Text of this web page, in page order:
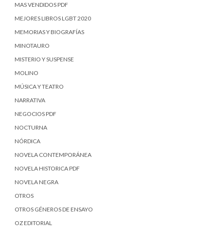
MAS VENDIDOS PDF
MEJORES LIBROS LGBT 2020
MEMORIAS Y BIOGRAFÍAS
MINOTAURO
MISTERIO Y SUSPENSE
MOLINO
MÚSICA Y TEATRO
NARRATIVA
NEGOCIOS PDF
NOCTURNA
NÓRDICA
NOVELA CONTEMPORÁNEA
NOVELA HISTORICA PDF
NOVELA NEGRA
OTROS
OTROS GÉNEROS DE ENSAYO
OZ EDITORIAL